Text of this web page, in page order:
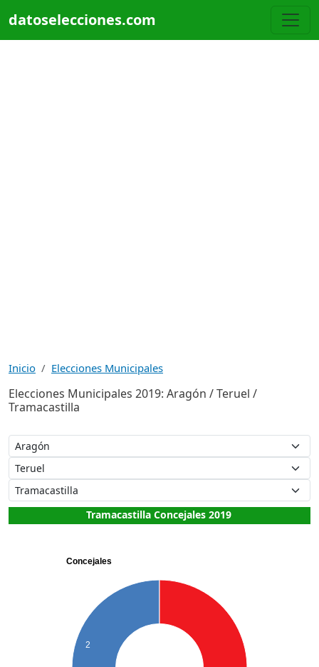
datoselecciones.com
Inicio Elecciones Municipales
Elecciones Municipales 2019: Aragón / Teruel /
Tramacastilla
Tramacastilla Concejales 2019
Concejales
2